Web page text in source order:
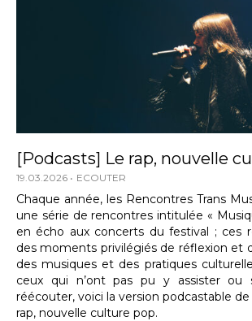
[Podcasts] Le rap, nouvelle
19.03.2026 ECOUTER
Chaque année, les Rencontres Trans
une série de rencontres intitulée «
en écho aux concerts du festival ; ces
des moments privilégiés de réflexion et
des musiques et des pratiques
ceux qui n’ont pas pu y assister ou
réécouter, voici la version podcastable
rap, nouvelle culture pop.